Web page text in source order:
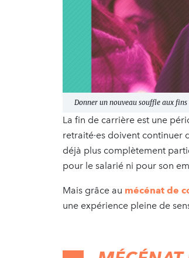
Donner un nouveau souffle aux
La fin de carrière est une
retraité·es doivent continuer
déjà plus complètement
pour le salarié ni pour son
Mais grâce au mécénat de
une expérience pleine de